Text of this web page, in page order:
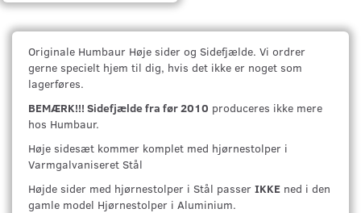
Originale Humbaur Høje sider og Sidefjælde. Vi ordrer
gerne specielt hjem til dig, hvis det ikke er noget som
lagerføres.
BEMÆRK!!! Sidefjælde fra før 2010 produceres ikke mere
hos Humbaur.
Høje sidesæt kommer komplet med hjørnestolper i
Varmgalvaniseret Stål
Højde sider med hjørnestolper i Stål passer IKKE ned i den
gamle model Hjørnestolper i Aluminium.